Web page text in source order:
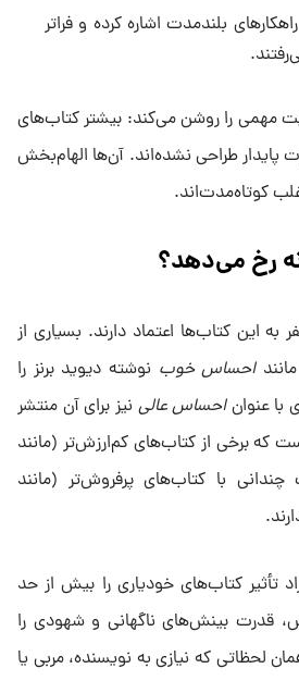
به راهکارهای بلندمدت اشاره کرده و فراتر
مهمی را روشن می‌کند: بیشتر کتاب‌های
پایدار طراحی نشده‌اند. آن‌ها الهام‌بخش
کوتاه‌مدت‌اند.
رخ می‌دهد؟
به این کتاب‌ها اعتماد دارند. بسیاری از
احساس خوب نوشته دیوید برنز را
با عنواناحساس عالی نیز برای آن منتشر
که برخی از کتاب‌های کم‌ارزش‌تر (مانند
با کتاب‌های پرفروش‌تر (مانند
تأثیر کتاب‌های خودیاری را بیش از حد
قدرت بینش‌های ناگهانی و شهودی را
لحظاتی که نیازی به نویسنده، مربی یا